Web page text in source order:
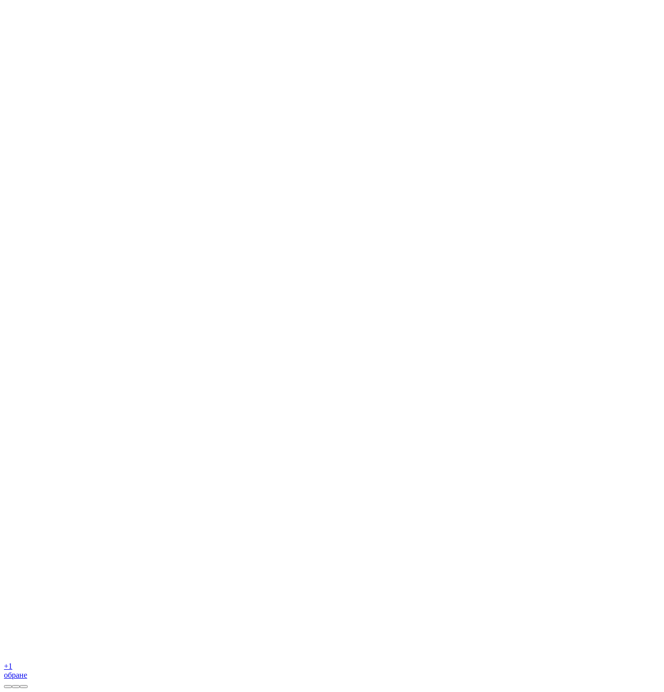
+1
обране